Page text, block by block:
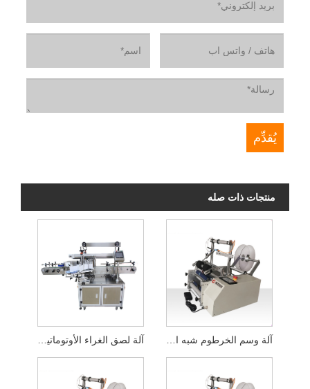
منتجات ذات صله
آلة لصق الغراء الأوتوماتيكية آلة وسم الخرطوم شبه الأوتوماتيكية